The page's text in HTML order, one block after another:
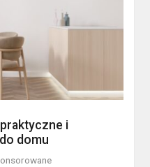
i
domu